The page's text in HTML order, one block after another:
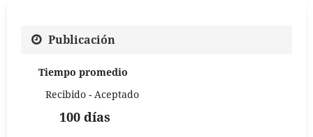
Publicación
Tiempo promedio
Recibido - Aceptado
100 días